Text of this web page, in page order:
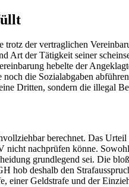
trotz der vertraglichen
der Tätigkeit seiner
hebelte der
die Sozialabgaben
Dritten, sondern die illegal
berechnet. Das
nicht nachprüfen könne.
grundlegend sei. Die
hob deshalb den
einer Geldstrafe und der